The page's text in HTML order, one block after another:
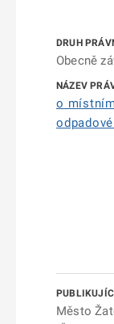
Obecně
o
Město